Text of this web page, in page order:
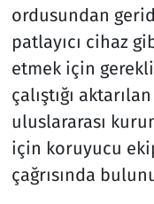
ordusundan
patlayıcı cihaz
etmek için
çalıştığı
uluslararası
için koruyucu
çağrısında